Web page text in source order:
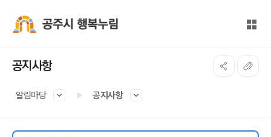
전체
공지사항
알림마당 공지사항